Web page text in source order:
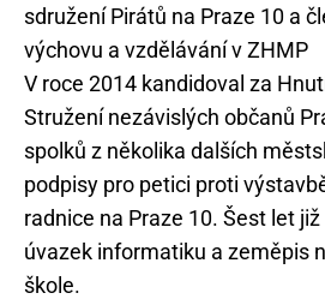
sdružení Pirátů na Praze 10 a
výchovu a vzdělávání v ZHMP
V roce 2014 kandidoval za
Stružení nezávislých občanů
spolků z několika dalších
podpisy pro petici proti
radnice na Praze 10. Šest let
úvazek informatiku a zeměpis
škole.